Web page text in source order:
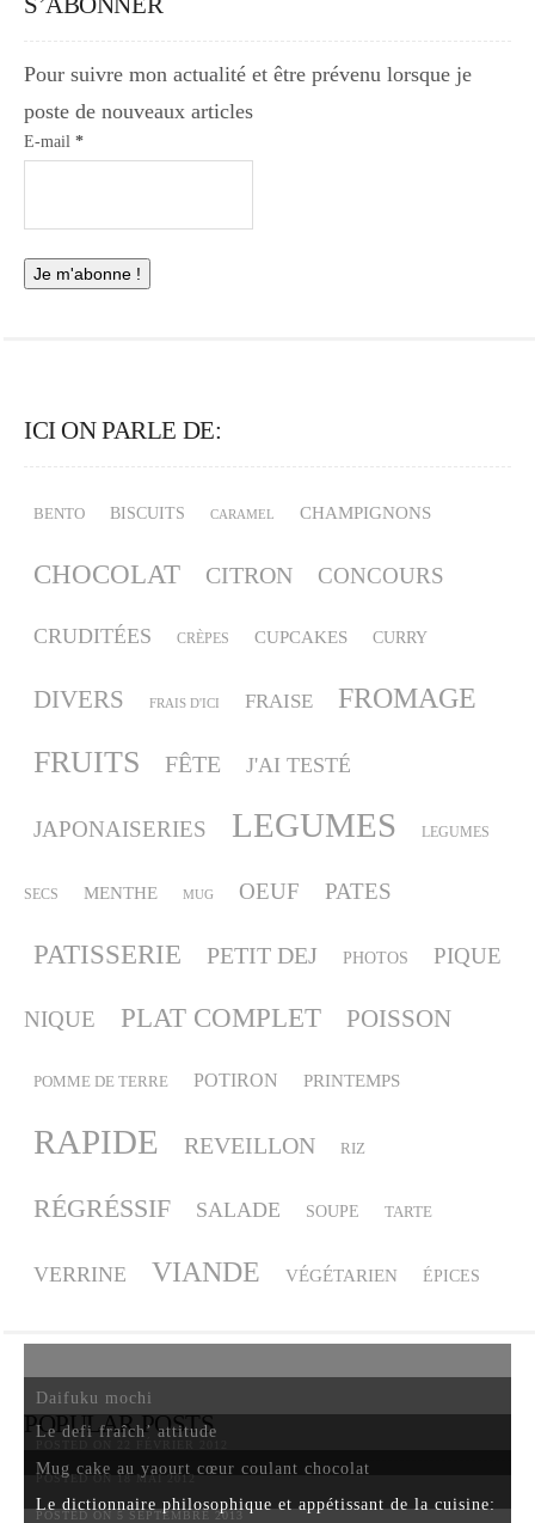
Pour suivre mon actualité et être prévenu lorsque je
poste de nouveaux articles
E-mail *
ICI ON PARLE DE:
BENTO BISCUITS CARAMEL CHAMPIGNONS
CHOCOLAT CITRON CONCOURS
CRUDITÉES CRÈPES CUPCAKES CURRY
DIVERS FRAIS D'ICI FRAISE FROMAGE
FRUITS FÊTE J'AI TESTÉ
JAPONAISERIES LEGUMES LEGUMES
SECS MENTHE MUG OEUF PATES
PATISSERIE PETIT DEJ PHOTOS PIQUE
NIQUE PLAT COMPLET POISSON
POMME DE TERRE POTIRON PRINTEMPS
RAPIDE REVEILLON RIZ
RÉGRÉSSIF SALADE SOUPE TARTE
VERRINE VIANDE VÉGÉTARIEN ÉPICES
POPULAR POSTS
Daifuku mochi
Le defi fraîch’ attitude
POSTED ON 18 MAI 2012
Mug cake au yaourt cœur coulant chocolat
POSTED ON 5 SEPTEMBRE 2013
Le dictionnaire philosophique et appétissant de la cuisine: